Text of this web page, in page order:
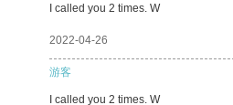
I called you 2 times. W
2022-04-26
游客
I called you 2 times. W